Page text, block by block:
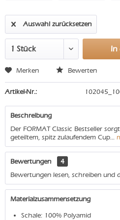
Auswahl zurücksetzen
In
Merken Bewerten
Artikel-Nr.:
Beschreibung
Der FORMAT Classic Bestseller
geteiltem, spitz zulaufendem Cup...
Bewertungen
4
Bewertungen lesen, schreiben und
Materialzusammensetzung
Schale: 100% Polyamid